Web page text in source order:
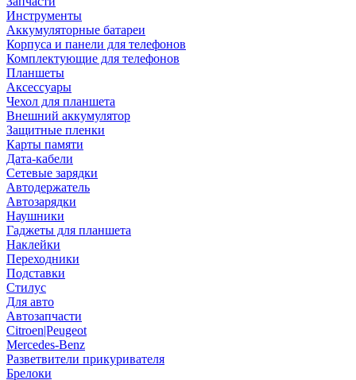
Инструменты
Аккумуляторные батареи
Корпуса и панели для телефонов
Комплектующие для телефонов
Планшеты
Аксессуары
Чехол для планшета
Внешний аккумулятор
Защитные пленки
Карты памяти
Дата-кабели
Сетевые зарядки
Автодержатель
Автозарядки
Наушники
Гаджеты для планшета
Наклейки
Переходники
Подставки
Стилус
Для авто
Автозапчасти
Citroen|Peugeot
Mercedes-Benz
Разветвители прикуривателя
Брелоки